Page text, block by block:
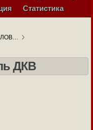
Статистика
ДКВ